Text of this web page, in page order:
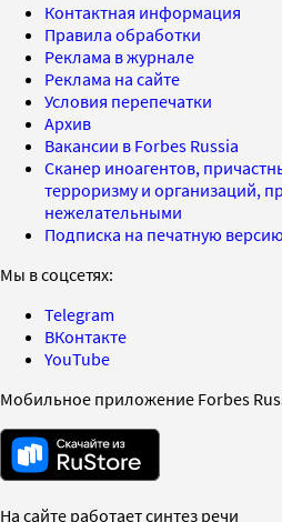
Контактная информация
Правила обработки
Реклама в журнале
Реклама на сайте
Условия перепечатки
Архив
Вакансии в Forbes Russia
Сканер иноагентов,
терроризму и организаций,
нежелательными
Подписка на печатную
Мы в соцсетях:
Telegram
ВКонтакте
YouTube
Мобильное приложение Forbes
На сайте работает синтез речи